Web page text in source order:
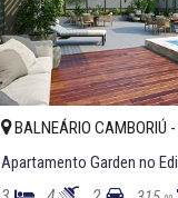
BALNEÁRIO CAMBORIÚ -